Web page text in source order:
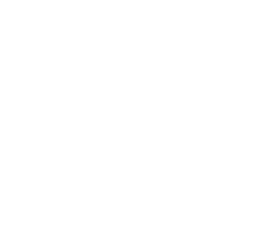
large choix
souvent tre8s clair
re9guliers)
finitions diffe9rentes ou des
disponibles localement
POUR IMPORTER
D'OCCASION